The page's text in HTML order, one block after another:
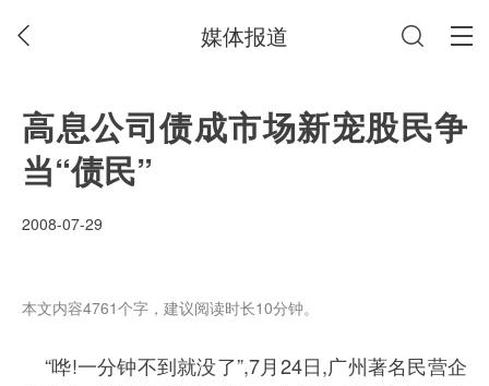
媒体报道
高息公司债成市场新宠股民争
当“债民”
2008-07-29
本文内容4761个字，建议阅读时长10分钟。
“哗!一分钟不到就没了”,7月24日,广州著名民营企